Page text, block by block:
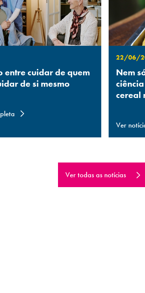
entre cuidar de quem
de si mesmo
22/06/
Nem
cereal
Ver
Ver todas as notícias